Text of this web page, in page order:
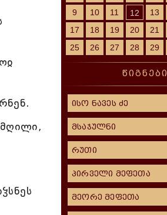
მღილი,
9
10 11 12 13
17
18 19 20 21
25
26 27 28 29
წიგნები
ისო ნავეს ძე
მსაჯულნი
რუთი
პირველი მეფეთა
მეორე მეფეთა